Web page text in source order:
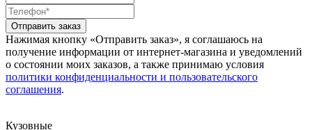
Отправить заказ
Нажимая кнопку «Отправить заказ», я соглашаюсь на
получение информации от интернет-магазина и уведомлений
о состоянии моих заказов, а также принимаю условия
политики конфиденциальности и пользовательского
соглашения.
Кузовные